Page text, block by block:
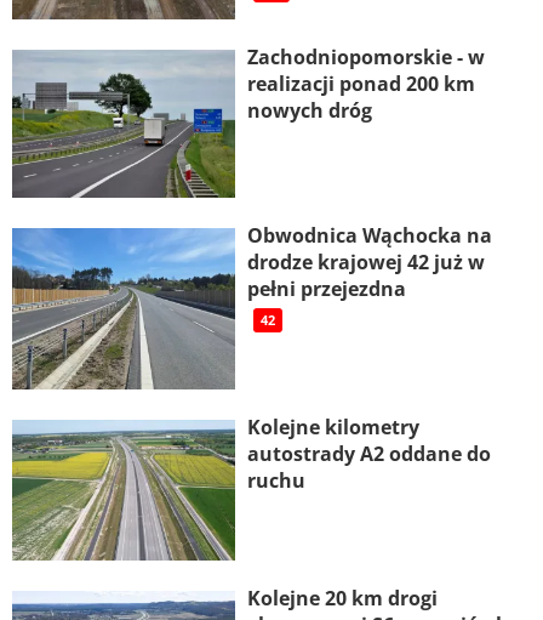
Zachodniopomorskie - w
realizacji ponad 200 km
nowych dróg
Obwodnica Wąchocka na
drodze krajowej 42 już w
pełni przejezdna
42
Kolejne kilometry
autostrady A2 oddane do
ruchu
Kolejne 20 km drogi